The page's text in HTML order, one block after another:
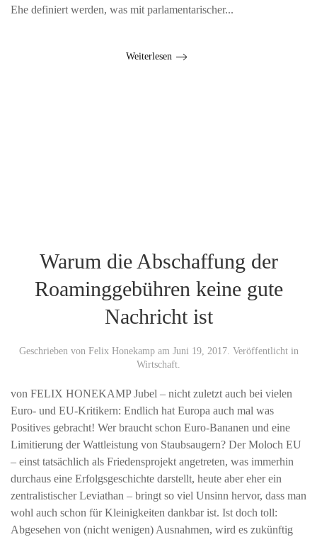
Ehe definiert werden, was mit parlamentarischer...
Weiterlesen
Warum die Abschaffung der
Roaminggebühren keine gute
Nachricht ist
Geschrieben von Felix Honekampam Juni 19, 2017. Veröffentlicht in
Wirtschaft.
von FELIX HONEKAMP Jubel – nicht zuletzt auch bei vielen
Euro- und EU-Kritikern: Endlich hat Europa auch mal was
Positives gebracht! Wer braucht schon Euro-Bananen und eine
Limitierung der Wattleistung von Staubsaugern? Der Moloch EU
– einst tatsächlich als Friedensprojekt angetreten, was immerhin
durchaus eine Erfolgsgeschichte darstellt, heute aber eher ein
zentralistischer Leviathan – bringt so viel Unsinn hervor, dass man
wohl auch schon für Kleinigkeiten dankbar ist. Ist doch toll:
Abgesehen von (nicht wenigen) Ausnahmen, wird es zukünftig